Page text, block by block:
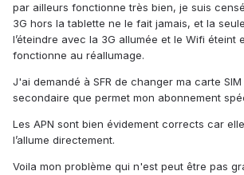
par ailleurs fonctionne très bien, je suis
3G hors la tablette ne le fait jamais, et la
l’éteindre avec la 3G allumée et le Wifi éteint
fonctionne au réallumage.
J'ai demandé à SFR de changer ma carte
secondaire que permet mon abonnement
Les APN sont bien évidement corrects car
l’allume directement.
Voila mon problème qui n'est peut être pas